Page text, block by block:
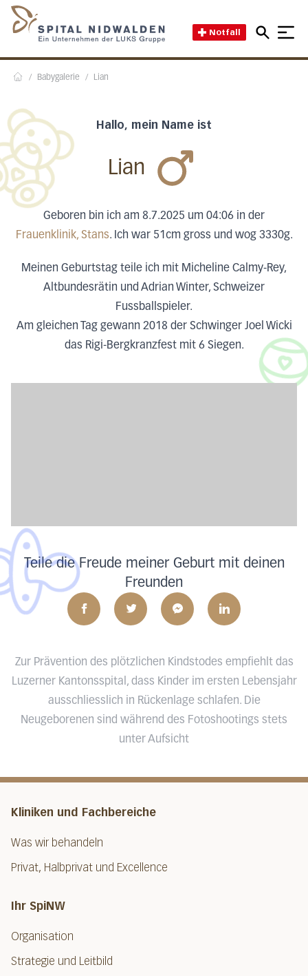
Notfall
/ Babygalerie / Lian
Hallo, mein Name ist
Lian
Geboren bin ich am 8.7.2025 um 04:06 in der
Frauenklinik, Stans. Ich war 51cm gross und wog 3330g.
Meinen Geburtstag teile ich mit Micheline Calmy-Rey,
Altbundesrätin und Adrian Winter, Schweizer
Fussballspieler.
Am gleichen Tag gewann 2018 der Schwinger Joel Wicki
das Rigi-Bergkranzfest mit 6 Siegen.
Teile die Freude meiner Geburt mit deinen
Freunden
Zur Prävention des plötzlichen Kindstodes empfiehlt das
Luzerner Kantonsspital, dass Kinder im ersten Lebensjahr
ausschliesslich in Rückenlage schlafen. Die
Neugeborenen sind während des Fotoshootings stets
unter Aufsicht
Kliniken und Fachbereiche
Was wir behandeln
Privat, Halbprivat und Excellence
Ihr SpiNW
Organisation
Strategie und Leitbild